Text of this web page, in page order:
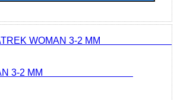
WOMAN 3-2 MM